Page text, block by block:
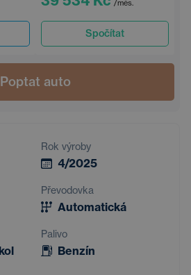
/měs.
Spočítat
Poptat auto
Rok výroby
4/2025
Převodovka
Automatická
Palivo
Benzín